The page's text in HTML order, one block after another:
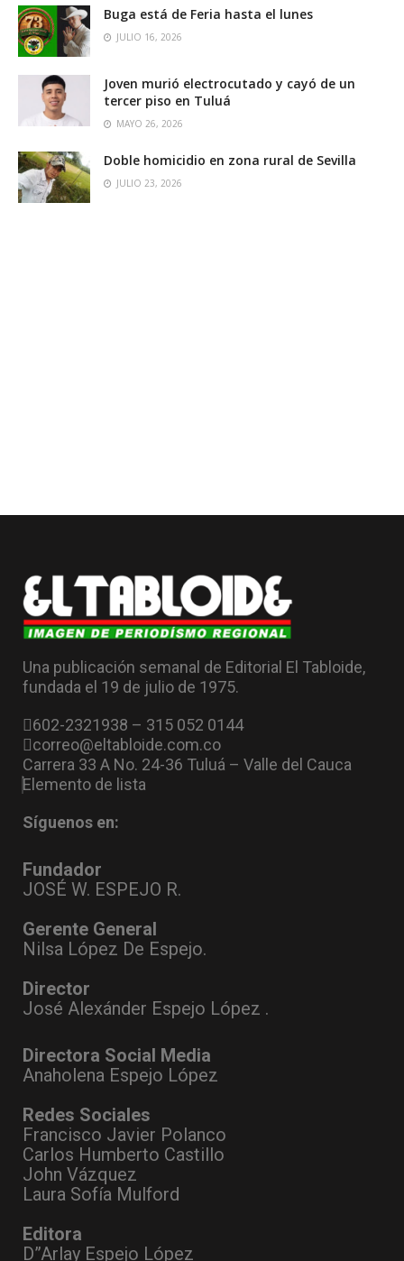
Buga está de Feria hasta el lunes
JULIO 16, 2026
Joven murió electrocutado y cayó de un
tercer piso en Tuluá
MAYO 26, 2026
Doble homicidio en zona rural de Sevilla
JULIO 23, 2026
Una publicación semanal de Editorial El Tabloide,
fundada el 19 de julio de 1975.
602-2321938 – 315 052 0144
correo@eltabloide.com.co
Carrera 33 A No. 24-36 Tuluá – Valle del Cauca
Elemento de lista
Síguenos en:
Fundador
JOSÉ W. ESPEJO R.
Gerente General
Nilsa López De Espejo.
Director
José Alexánder Espejo López .
Directora Social Media
Anaholena Espejo López
Redes Sociales
Francisco Javier Polanco
Carlos Humberto Castillo
John Vázquez
Laura Sofía Mulford
Editora
D”Arlay Espejo López